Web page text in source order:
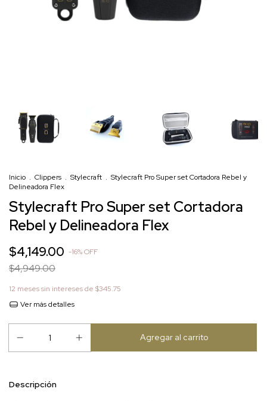
Inicio . Clippers . Stylecraft . Stylecraft Pro Super set Cortadora Rebel y
Delineadora Flex
Stylecraft Pro Super set Cortadora
Rebel y Delineadora Flex
$4,149.00 -16%OFF
$4,949.00
12 meses sin intereses de $345.75
Ver más detalles
Descripción